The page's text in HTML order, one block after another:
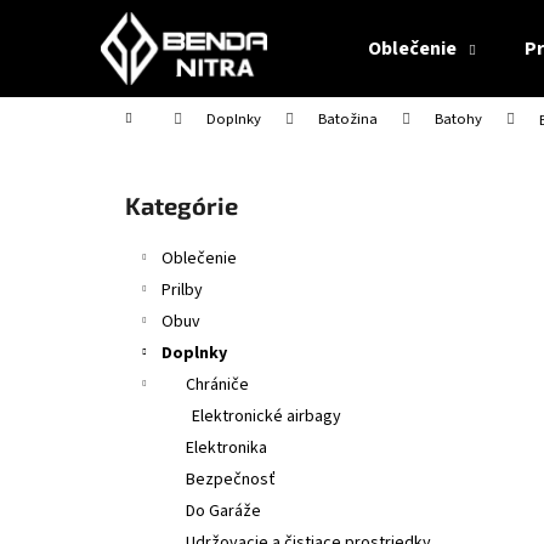
Oblečenie
Domov Doplnky Batožina Batohy
Preskočiť
kategórie
Kategórie
Oblečenie
Prilby
Obuv
Doplnky
Chrániče
Elektronické airbagy
Elektronika
Bezpečnosť
Do Garáže
í
Späť
do
Späť
do
CABERG TRIP MATT BLACK